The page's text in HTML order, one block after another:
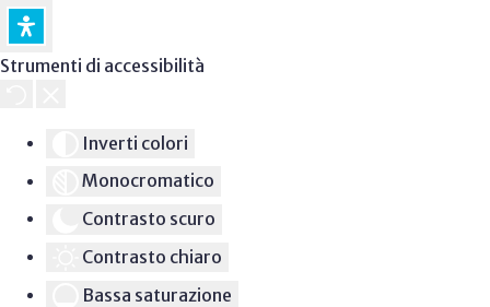
Strumenti di accessibilità
Inverti colori
Monocromatico
Contrasto scuro
Contrasto chiaro
Bassa saturazione